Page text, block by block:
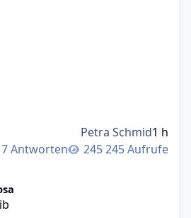
7 Antworten 245 Aufrufe
Petra Schmid1 h